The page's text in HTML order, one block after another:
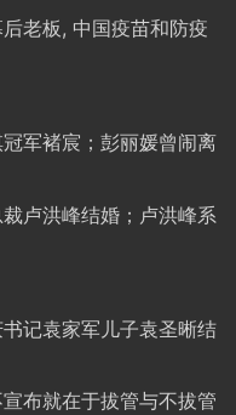
老板, 中国疫苗和防疫
军褚宸；彭丽媛曾闹离
卢洪峰结婚；卢洪峰系
记袁家军儿子袁圣晰结
布就在于拔管与不拔管